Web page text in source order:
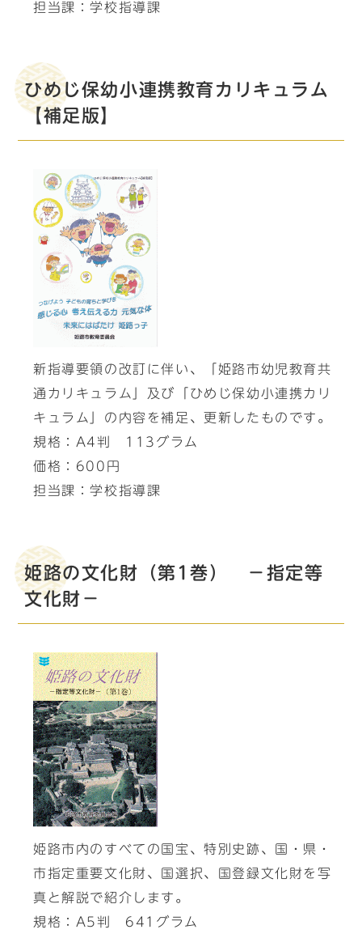
担当課：学校指導課
ひめじ保幼小連携教育カリキュラム
【補足版】
新指導要領の改訂に伴い、「姫路市幼児教育共
通カリキュラム」及び「ひめじ保幼小連携カリ
キュラム」の内容を補足、更新したものです。
規格：A4判 113グラム
価格：600円
担当課：学校指導課
姫路の文化財（第1巻） －指定等
文化財－
姫路市内のすべての国宝、特別史跡、国・県・
市指定重要文化財、国選択、国登録文化財を写
真と解説で紹介します。
規格：A5判 641グラム